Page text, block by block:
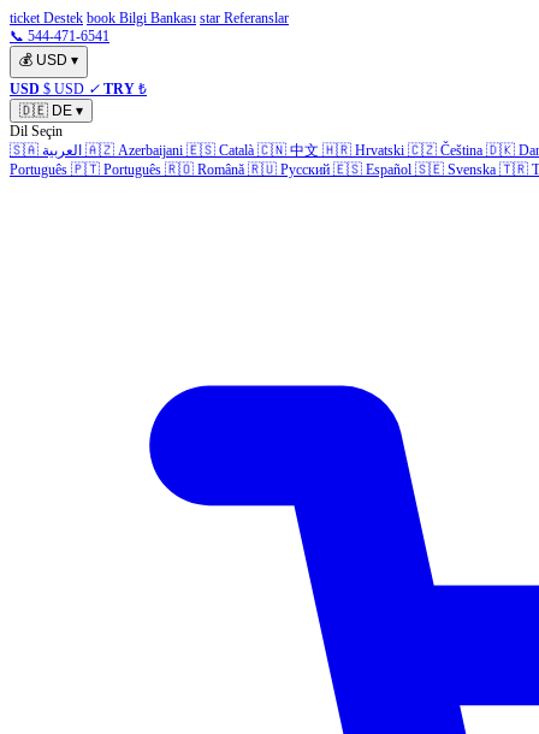
ticket Destek book Bilgi Bankası star Referanslar
📞 544-471-6541
💰 USD ▾
USD $ USD ✓ TRY ₺
🇩🇪 DE ▾
Dil Seçin
🇸🇦 العربية 🇦🇿 Azerbaijani 🇪🇸 Català 🇨🇳 中文 🇭🇷 Hrvatski 🇨🇿 Čeština 🇩🇰
Português 🇵🇹 Português 🇷🇴 Română 🇷🇺 Русский 🇪🇸 Español 🇸🇪 Svenska 🇹🇷